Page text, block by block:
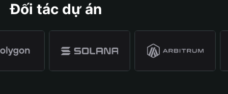
Đối tác dự án